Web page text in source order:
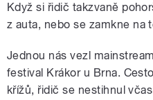
Když si řidič takzvaně
z auta, nebo se zamkne na
Jednou nás vezl
festival Krákor u Brna.
křížů, řidič se nestihnul